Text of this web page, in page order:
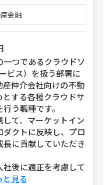
金融
つであるクラウドソ
ビス）を扱う部署に
仲介会社向けの不動
する各種クラウドサ
う職種です。
て、マーケットイン
クトに反映し、プロ
に貢献していただき
後に適正を考慮して
と見る